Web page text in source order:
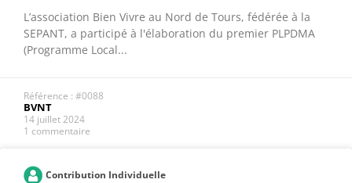
L’association Bien Vivre au Nord de Tours, fédérée à la
SEPANT, a participé à l'élaboration du premier PLPDMA
(Programme Local...
Référence : #0088
BVNT
14 juillet 2024
1 commentaire
Contribution Individuelle